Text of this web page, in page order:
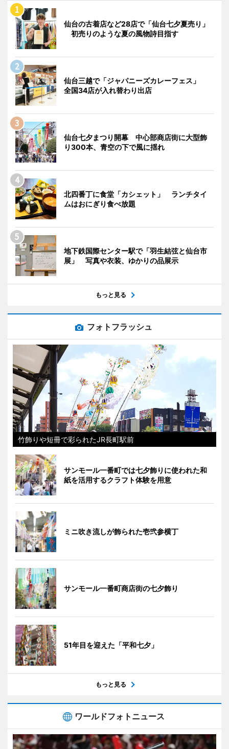
仙台の古着店など28店で「仙台七夕夏売り」
初売りのような夏の風物詩目指す
仙台三越で「ジャパニーズカレーフェス」
全国34店が入れ替わり出店
仙台七夕まつり開幕 中心部商店街に大型飾
り300本、青空の下で風に揺れ
北四番丁に食堂「カシェット」 ランチタイ
ムはおにぎり食べ放題
地下鉄国際センター駅で「羽生結弦と仙台市
展」 写真や衣装、ゆかりの品展示
もっと見る
フォトフラッシュ
竹飾りや短冊で彩られたJR長町駅前
サンモール一番町では七夕飾りに使われた和
紙を活用するクラフト体験を用意
ミニ吹き流しが飾られた壱弐参横丁
サンモール一番町商店街の七夕飾り
51年目を迎えた「平和七夕」
もっと見る
ワールドフォトニュース